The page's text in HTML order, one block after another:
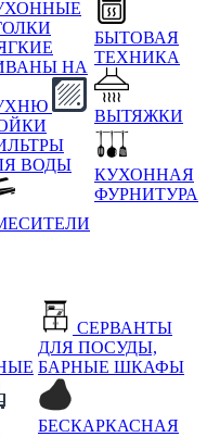
НА
ВОДЫ
БЫТОВАЯ
ТЕХНИКА
ВЫТЯЖКИ
КУХОННАЯ
ФУРНИТУРА
СЕРВАНТЫ
ДЛЯ ПОСУДЫ,
БАРНЫЕ ШКАФЫ
БЕСКАРКАСНАЯ